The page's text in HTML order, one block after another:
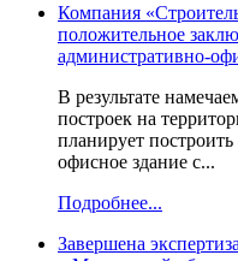
Компания
положительное
административно-
В результате
построек на
планирует
офисное здание с...
Подробнее...
Завершена